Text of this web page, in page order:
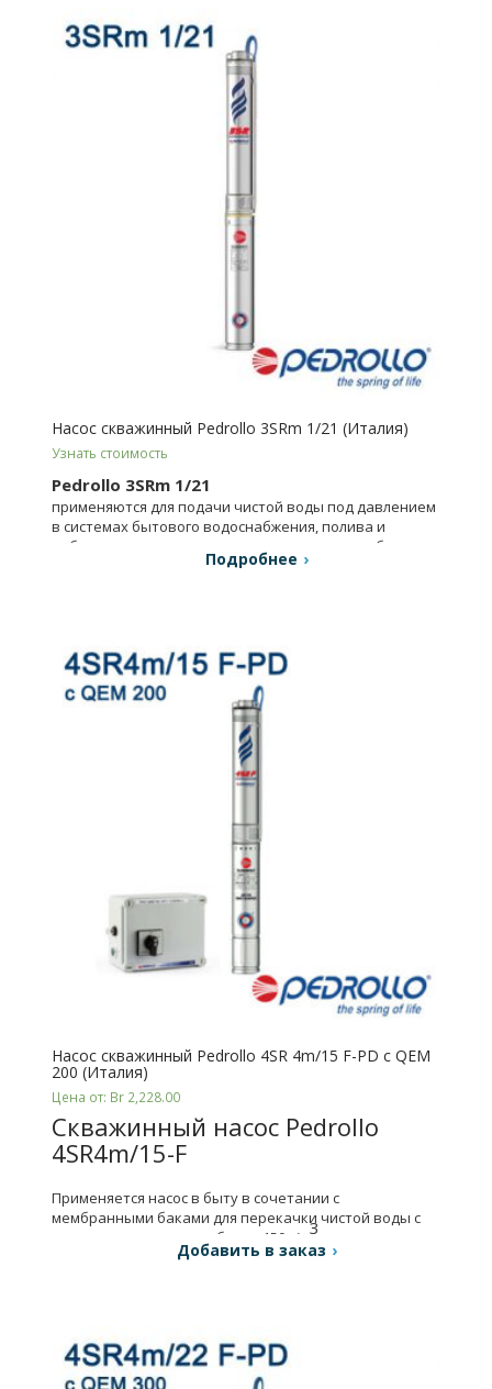
Насос скважинный Pedrollo 3SRm 1/21 (Италия)
Узнать стоимость
Pedrollo 3SRm 1/21
применяются для подачи чистой воды под давлением
в системах бытового водоснабжения, полива и
небольших системах коммунального водоснабжения.
Подробнее
Насос скважинный Pedrollo 4SR 4m/15 F-PD с QEM
200 (Италия)
Цена от: Br 2,228.00
Cкважинный насос Pedrollo
4SR4m/15-F
Применяется насос в быту в сочетании с
мембранными баками для перекачки чистой воды с
содержанием песка не более 150 г/м3
Добавить в заказ